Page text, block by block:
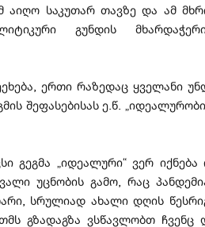
აიღო საკუთარ თავზე და ამ
გუნდის
ერთი რაზედაც ყველანი
შეფასებისას ე.წ.
გეგმა „იდეალური“ ვერ იქნება
უცნობის გამო, რაც
სრულიად ახალი დღის
გზადაგზა ვსწავლობთ ჩვენც